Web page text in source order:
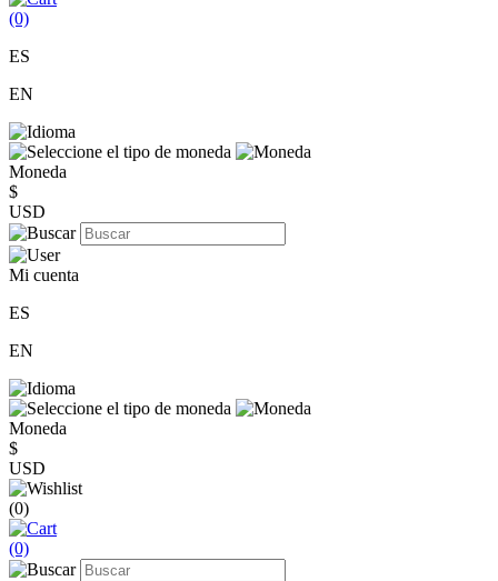
(0)
ES
EN
Moneda
$
USD
Mi cuenta
ES
EN
Moneda
$
USD
(0)
(0)